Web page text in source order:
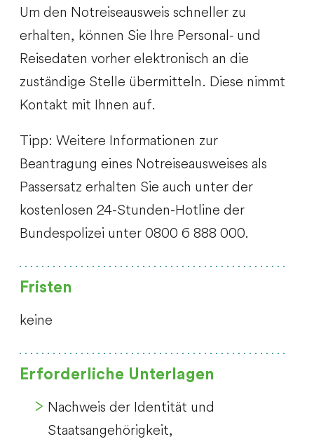
Um den Notreiseausweis schneller zu
erhalten, können Sie Ihre Personal- und
Reisedaten vorher elektronisch an die
zuständige Stelle übermitteln. Diese nimmt
Kontakt mit Ihnen auf.
Tipp: Weitere Informationen zur
Beantragung eines Notreiseausweises als
Passersatz erhalten Sie auch unter der
kostenlosen 24-Stunden-Hotline der
Bundespolizei unter 0800 6 888 000.
Fristen
keine
Erforderliche Unterlagen
Nachweis der Identität und
Staatsangehörigkeit,